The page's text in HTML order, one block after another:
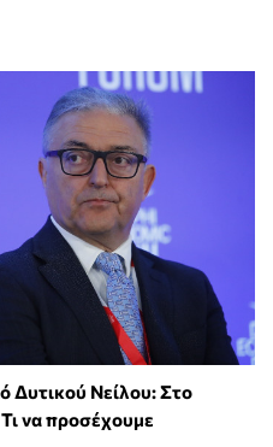
Δυτικού Νείλου: Στο
να προσέχουμε